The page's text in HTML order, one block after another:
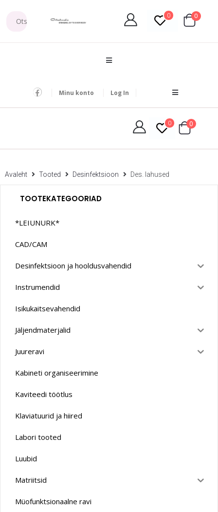
0 0
Minu konto Log In
0 0
Avaleht Tooted Desinfektsioon Des. lahused
TOOTEKATEGOORIAD
*LEIUNURK*
CAD/CAM
Desinfektsioon ja hooldusvahendid
Instrumendid
Isikukaitsevahendid
Jäljendmaterjalid
Juureravi
Kabineti organiseerimine
Kaviteedi töötlus
Klaviatuurid ja hiired
Labori tooted
Luubid
Matriitsid
Müofunktsionaalne ravi